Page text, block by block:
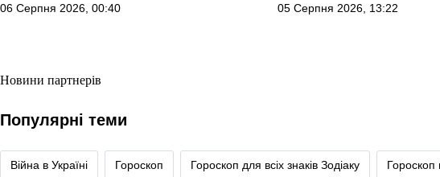
06 Серпня 2026, 00:40 05 Серпня 2026, 13:22
Новини партнерів
Популярні теми
Війна в Україні Гороскоп Гороскоп для всіх знаків Зодіаку Гороскоп